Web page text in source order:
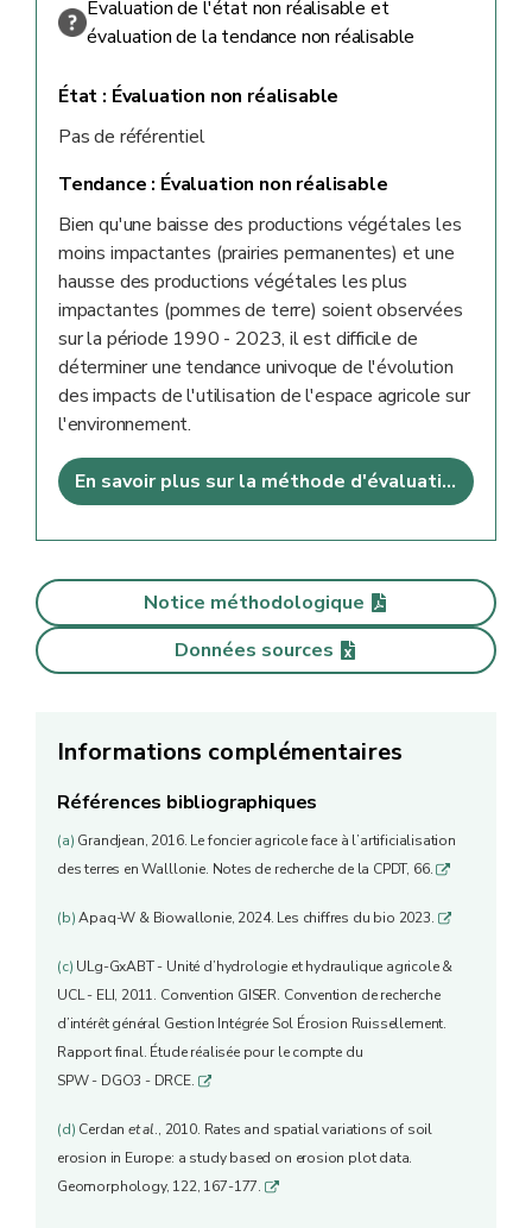
Évaluation de l'état non réalisable et
évaluation de la tendance non réalisable
État : Évaluation non réalisable
Pas de référentiel
Tendance : Évaluation non réalisable
Bien qu'une baisse des productions végétales les
moins impactantes (prairies permanentes) et une
hausse des productions végétales les plus
impactantes (pommes de terre) soient observées
sur la période 1990 - 2023, il est difficile de
déterminer une tendance univoque de l'évolution
des impacts de l'utilisation de l'espace agricole sur
l'environnement.
En savoir plus sur la méthode d'évaluation
Notice méthodologique
Données sources
Informations complémentaires
Références bibliographiques
(a) Grandjean, 2016. Le foncier agricole face à l’artificialisation
des terres en Walllonie. Notes de recherche de la CPDT, 66.q
(b)Apaq-W & Biowallonie, 2024. Les chiffres du bio 2023. q
(c) ULg-GxABT - Unité d’hydrologie et hydraulique agricole &
UCL - ELI, 2011. Convention GISER. Convention de recherche
d’intérêt général Gestion Intégrée Sol Érosion Ruissellement.
Rapport final. Étude réalisée pour le compte du
SPW - DGO3 - DRCE. q
(d) Cerdanet al., 2010. Rates and spatial variations of soil
erosion in Europe: a study based on erosion plot data.
Geomorphology, 122, 167-177. q